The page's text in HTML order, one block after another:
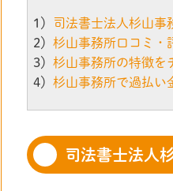
1）
司法書士法人杉山事
2） 杉山事務所口コミ・
3） 杉山事務所の特徴を
4） 杉山事務所で過払い
司法書士法人